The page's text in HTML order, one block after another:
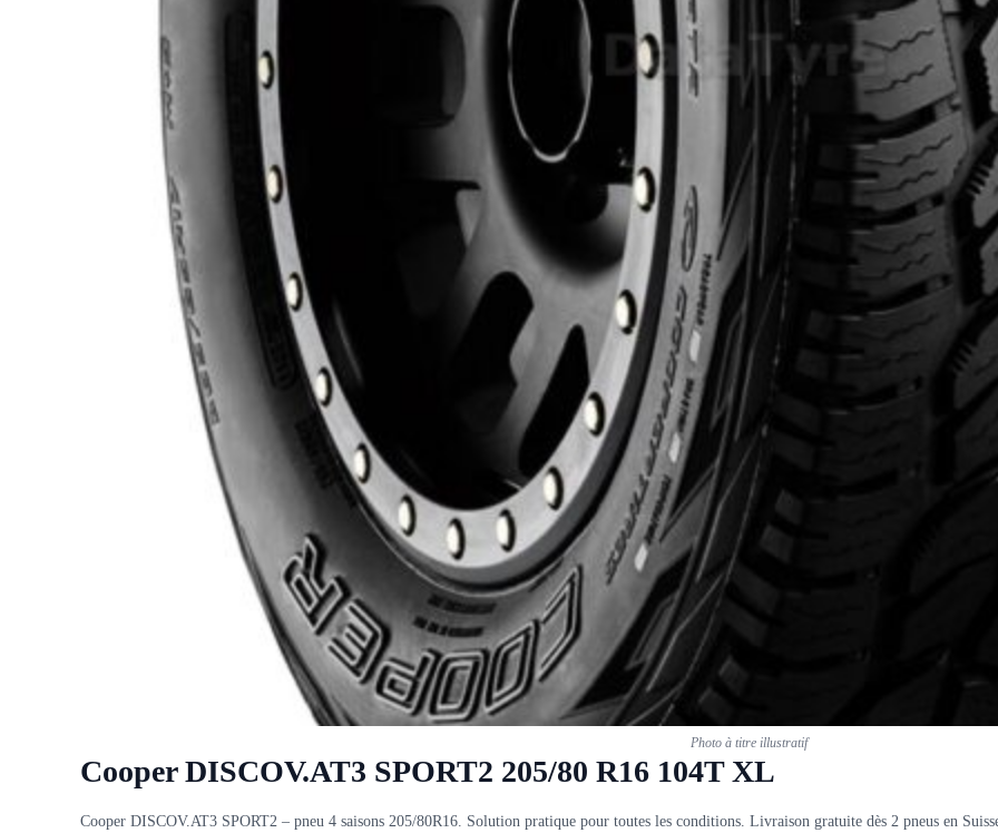
Photo à titre illustratif
Cooper DISCOV.AT3 SPORT2 205/80 R16 104T XL
Cooper DISCOV.AT3 SPORT2 – pneu 4 saisons 205/80R16. Solution pratique pour toutes les conditions. Livraison gratuite dès 2 pneus en